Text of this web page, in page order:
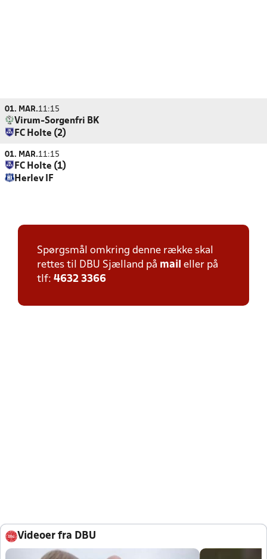
01. MAR.11:15
Virum-Sorgenfri BK
FC Holte (2)
01. MAR.11:15
FC Holte (1)
Herlev IF
Spørgsmål omkring denne række skal
rettes til DBU Sjælland på mail eller på
tlf: 4632 3366
Videoer fra DBU